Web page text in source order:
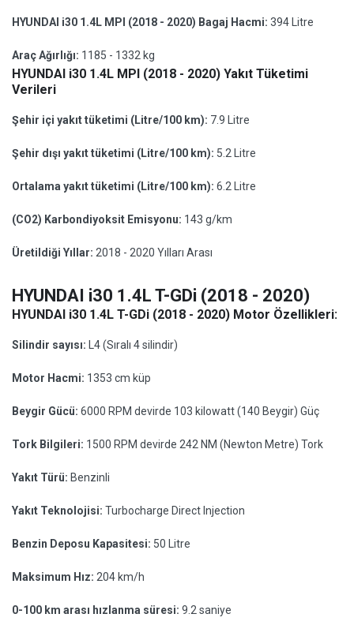
HYUNDAI i30 1.4L MPI (2018 - 2020) Bagaj Hacmi: 394 Litre
Araç Ağırlığı: 1185 - 1332 kg
HYUNDAI i30 1.4L MPI (2018 - 2020) Yakıt Tüketimi
Verileri
Şehir içi yakıt tüketimi (Litre/100 km): 7.9 Litre
Şehir dışı yakıt tüketimi (Litre/100 km): 5.2 Litre
Ortalama yakıt tüketimi (Litre/100 km): 6.2 Litre
(CO2) Karbondiyoksit Emisyonu: 143 g/km
Üretildiği Yıllar: 2018 - 2020 Yılları Arası
HYUNDAI i30 1.4L T-GDi (2018 - 2020)
HYUNDAI i30 1.4L T-GDi (2018 - 2020) Motor Özellikleri:
Silindir sayısı: L4 (Sıralı 4 silindir)
Motor Hacmi: 1353 cm küp
Beygir Gücü: 6000 RPM devirde 103 kilowatt (140 Beygir) Güç
Tork Bilgileri: 1500 RPM devirde 242 NM (Newton Metre) Tork
Yakıt Türü: Benzinli
Yakıt Teknolojisi: Turbocharge Direct Injection
Benzin Deposu Kapasitesi: 50 Litre
Maksimum Hız: 204 km/h
0-100 km arası hızlanma süresi: 9.2 saniye